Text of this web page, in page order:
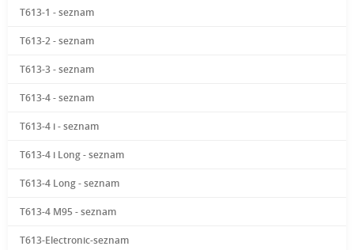
T613-1 - seznam
T613-2 - seznam
T613-3 - seznam
T613-4 - seznam
T613-4 i - seznam
T613-4 i Long - seznam
T613-4 Long - seznam
T613-4 M95 - seznam
T613-Electronic-seznam